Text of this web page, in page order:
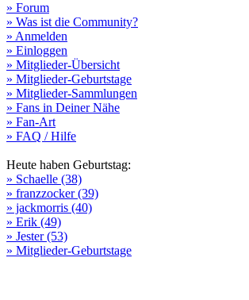
» Forum
» Was ist die Community?
» Anmelden
» Einloggen
» Mitglieder-Übersicht
» Mitglieder-Geburtstage
» Mitglieder-Sammlungen
» Fans in Deiner Nähe
» Fan-Art
» FAQ / Hilfe
Heute haben Geburtstag:
» Schaelle (38)
» franzzocker (39)
» jackmorris (40)
» Erik (49)
» Jester (53)
» Mitglieder-Geburtstage